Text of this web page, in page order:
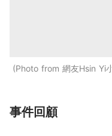
Photo from 網友Hsin Yi
事件回顧